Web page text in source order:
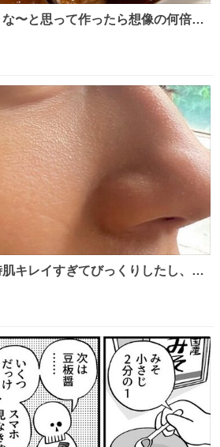
〜と思って作ったら想像の何倍も
くれて嬉しい
キレイすぎてびっくりしたし、や
肌管理すごすぎる